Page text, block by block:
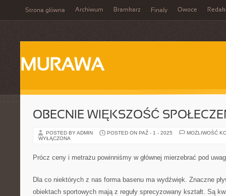
Strona główna Archiwum Bramkarz Finały Owoce
MURAWA
OBECNIE WIĘKSZOŚĆ
POSTED BY ADMIN POSTED ON PAŹ - 1 - 2025
MOŻLIWOŚĆ
WYŁĄCZONA
Prócz ceny i metrażu powinniśmy w głównej mierzebrać pod
Dla co niektórych z nas forma basenu ma wydźwięk. Znaczne
obiektach sportowych mają z reguły sprecyzowany kształt. Są